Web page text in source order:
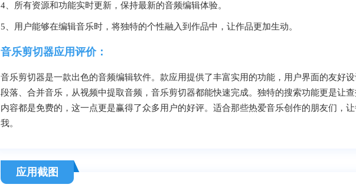
4、所有资源和功能实时更新，保持最新的音频编辑体验。
5、用户能够在编辑音乐时，将独特的个性融入到作品中，让作品更加生动。
音乐剪切器应用评价：
音乐剪切器是一款出色的音频编辑软件。款应用提供了丰富实用的功能，用户界面的友好
段落、合并音乐，从视频中提取音频，音乐剪切器都能快速完成。独特的搜索功能更是让
内容都是免费的，这一点更是赢得了众多用户的好评。适合那些热爱音乐创作的朋友们，
我。
应用截图